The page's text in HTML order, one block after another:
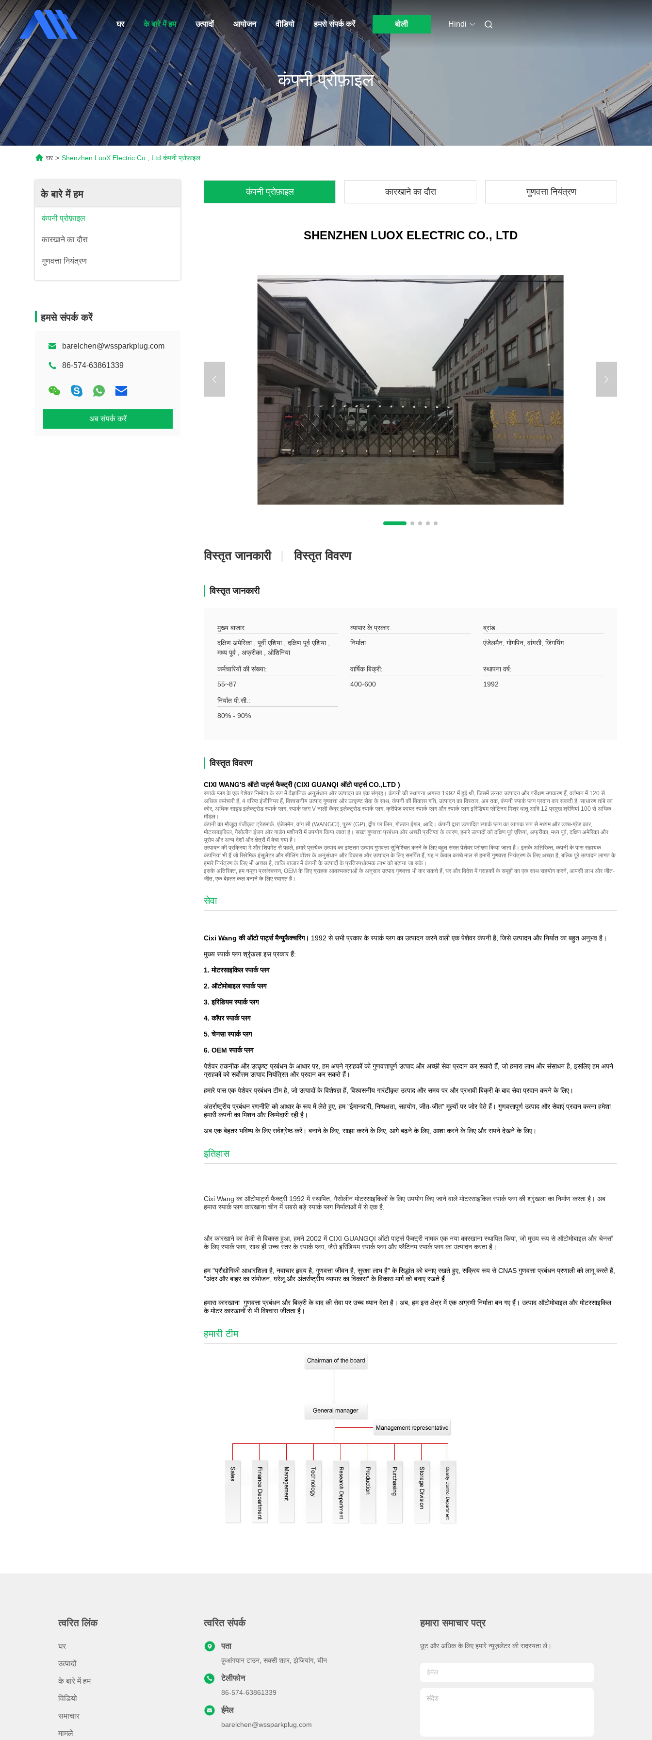
घर के बारे में हम उत्पादों आयोजन वीडियो हमसे संपर्क करें बोली Hindi
कंपनी प्रोफ़ाइल
घर > Shenzhen LuoX Electric Co., Ltd कंपनी प्रोफ़ाइल
के बारे में हम
कंपनी प्रोफ़ाइल
कारखाने का दौरा
गुणवत्ता नियंत्रण
हमसे संपर्क करें
barelchen@wssparkplug.com
86-574-63861339
अब संपर्क करें
कंपनी प्रोफ़ाइल कारखाने का दौरा गुणवत्ता नियंत्रण
SHENZHEN LUOX ELECTRIC CO., LTD
विस्तृत जानकारी विस्तृत विवरण
विस्तृत जानकारी
मुख्य बाजार:
दक्षिण अमेरिका , पूर्वी एशिया , दक्षिण पूर्व एशिया ,
मध्य पूर्व , अफ्रीका , ओशिनिया
व्यापार के प्रकार:
निर्माता
ब्रांड:
एंजेलमैन, गोंगपिन, वांगसी, जिंगयिंग
कर्मचारियों की संख्या:
55~87
वार्षिक बिक्री:
400-600
स्थापना वर्ष:
1992
निर्यात पी.सी.:
80% - 90%
विस्तृत विवरण
CIXI WANG'S ऑटो पार्ट्स फैक्ट्री (CIXI GUANQI ऑटो पार्ट्स CO.,LTD )
स्पार्क प्लग के एक पेशेवर निर्माता के रूप में वैज्ञानिक अनुसंधान और उत्पादन का एक संग्रह। कंपनी की स्थापना अगस्त 1992 में हुई थी, जिसमें उन्नत उत्पादन और परीक्षण उपकरण हैं, वर्तमान में 120 से
अधिक कर्मचारी हैं, 4 वरिष्ठ इंजीनियर हैं, विश्वसनीय उत्पाद गुणवत्ता और उत्कृष्ट सेवा के साथ, कंपनी की विकास गति, उत्पादन का विस्तार, अब तक, कंपनी स्पार्क प्लग प्रदान कर सकती है: साधारण तांबे का
कोर, अधिक साइड इलेक्ट्रोड स्पार्क प्लग, स्पार्क प्लग V नाली केंद्र इलेक्ट्रोड स्पार्क प्लग, क्रीपेज फायर स्पार्क प्लग और स्पार्क प्लग इरिडियम प्लेटिनम मिश्र धातु आदि 12 प्रमुख श्रेणियां 100 से अधिक
मॉडल।
कंपनी का मौजूदा पंजीकृत ट्रेडमार्क, एंजेलमैन, वांग सी (WANGCI), पुरुष (GP), द्वीप पर लिन, गोल्डन ईगल, आदि। कंपनी द्वारा उत्पादित स्पार्क प्लग का व्यापक रूप से मध्यम और उच्च-ग्रेड कार,
मोटरसाइकिल, गैसोलीन इंजन और गार्डन मशीनरी में उपयोग किया जाता है। सख्त गुणवत्ता प्रबंधन और अच्छी प्रतिष्ठा के कारण, हमारे उत्पादों को दक्षिण पूर्व एशिया, अफ्रीका, मध्य पूर्व, दक्षिण अमेरिका और
यूरोप और अन्य देशों और क्षेत्रों में बेचा गया है।
उत्पादन की प्रक्रिया में और शिपमेंट से पहले, हमारे प्रत्येक उत्पाद का इष्टतम उत्पाद गुणवत्ता सुनिश्चित करने के लिए बहुत सख्त पेशेवर परीक्षण किया जाता है। इसके अतिरिक्त, कंपनी के पास सहायक
कंपनियां भी हैं जो सिरेमिक इंसुलेटर और सीलिंग वॉशर के अनुसंधान और विकास और उत्पादन के लिए समर्पित हैं, यह न केवल कच्चे माल से हमारी गुणवत्ता नियंत्रण के लिए अच्छा है, बल्कि पूरे उत्पादन लागत के
हमारे नियंत्रण के लिए भी अच्छा है, ताकि बाजार में कंपनी के उत्पादों के प्रतिस्पर्धात्मक लाभ को बढ़ाया जा सके।
इसके अतिरिक्त, हम नमूना प्रसंस्करण, OEM के लिए ग्राहक आवश्यकताओं के अनुसार उत्पाद गुणवत्ता भी कर सकते हैं, घर और विदेश में ग्राहकों के समूहों का एक साथ सहयोग करने, आपसी लाभ और जीत-
जीत, एक बेहतर कल बनाने के लिए स्वागत है।
सेवा
Cixi Wang की ऑटो पार्ट्स मैन्युफैक्चरिंग। 1992 से सभी प्रकार के स्पार्क प्लग का उत्पादन करने वाली एक पेशेवर कंपनी है, जिसे उत्पादन और निर्यात का बहुत अनुभव है।
मुख्य स्पार्क प्लग श्रृंखला इस प्रकार हैं:
1. मोटरसाइकिल स्पार्क प्लग
2. ऑटोमोबाइल स्पार्क प्लग
3. इरिडियम स्पार्क प्लग
4. कॉपर स्पार्क प्लग
5. चेनसा स्पार्क प्लग
6. OEM स्पार्क प्लग
पेशेवर तकनीक और उत्कृष्ट प्रबंधन के आधार पर, हम अपने ग्राहकों को गुणवत्तापूर्ण उत्पाद और अच्छी सेवा प्रदान कर सकते हैं, जो हमारा लाभ और संसाधन है, इसलिए हम अपने
ग्राहकों को सर्वोत्तम उत्पाद नियंत्रित और प्रदान कर सकते हैं।
हमारे पास एक पेशेवर प्रबंधन टीम है, जो उत्पादों के विशेषज्ञ हैं, विश्वसनीय गारंटीकृत उत्पाद और समय पर और प्रभावी बिक्री के बाद सेवा प्रदान करने के लिए।
अंतर्राष्ट्रीय प्रबंधन रणनीति को आधार के रूप में लेते हुए, हम "ईमानदारी, निष्पक्षता, सहयोग, जीत-जीत" मूल्यों पर जोर देते हैं। गुणवत्तापूर्ण उत्पाद और सेवाएं प्रदान करना हमेशा
हमारी कंपनी का मिशन और जिम्मेदारी रही है।
अब एक बेहतर भविष्य के लिए सर्वश्रेष्ठ करें। बनाने के लिए, साझा करने के लिए, आगे बढ़ने के लिए, आशा करने के लिए और सपने देखने के लिए।
इतिहास
Cixi Wang का ऑटोपार्ट्स फैक्ट्री 1992 में स्थापित, गैसोलीन मोटरसाइकिलों के लिए उपयोग किए जाने वाले मोटरसाइकिल स्पार्क प्लग की श्रृंखला का निर्माण करता है। अब
हमारा स्पार्क प्लग कारखाना चीन में सबसे बड़े स्पार्क प्लग निर्माताओं में से एक है,
और कारखाने का तेजी से विकास हुआ, हमने 2002 में CIXI GUANGQI ऑटो पार्ट्स फैक्ट्री नामक एक नया कारखाना स्थापित किया, जो मुख्य रूप से ऑटोमोबाइल और चेनसॉ
के लिए स्पार्क प्लग, साथ ही उच्च स्तर के स्पार्क प्लग, जैसे इरिडियम स्पार्क प्लग और प्लैटिनम स्पार्क प्लग का उत्पादन करता है।
हम "प्रौद्योगिकी आधारशिला है, नवाचार हृदय है, गुणवत्ता जीवन है, सुरक्षा लाभ है" के सिद्धांत को बनाए रखते हुए, सक्रिय रूप से CNAS गुणवत्ता प्रबंधन प्रणाली को लागू करते हैं,
"अंदर और बाहर का संयोजन, घरेलू और अंतर्राष्ट्रीय व्यापार का विकास" के विकास मार्ग को बनाए रखते हैं
हमारा कारखाना गुणवत्ता प्रबंधन और बिक्री के बाद की सेवा पर उच्च ध्यान देता है। अब, हम इस क्षेत्र में एक अग्रणी निर्माता बन गए हैं। उत्पाद ऑटोमोबाइल और मोटरसाइकिल
के मोटर कारखानों से भी विश्वास जीतता है।
हमारी टीम
त्वरित लिंक
घर
उत्पादों
के बारे में हम
विडियो
समाचार
मामले
त्वरित संपर्क
पता
कुआंगयान टाउन, सक्सी शहर, झेजियांग, चीन
टेलीफोन
86-574-63861339
ईमेल
barelchen@wssparkplug.com
हमारा समाचार पत्र
छूट और अधिक के लिए हमारे न्यूज़लेटर की सदस्यता लें।